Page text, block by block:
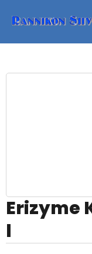
Erizyme
l